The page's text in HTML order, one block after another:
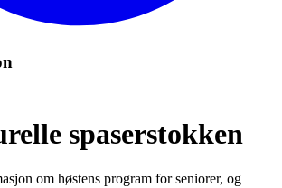
spaserstokken
om høstens program for seniorer, og